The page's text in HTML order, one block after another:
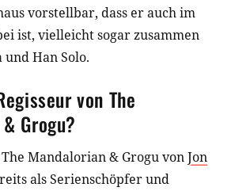
vorstellbar, dass er auch im
ist, vielleicht sogar zusammen
Han Solo.
von The
Grogu?
Mandalorian & Grogu vonJon
als Serienschöpfer und